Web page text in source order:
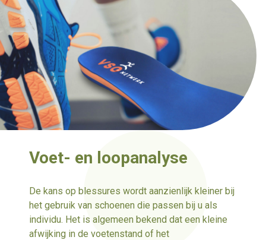
Voet- en loopanalyse
De kans op blessures wordt aanzienlijk kleiner bij
het gebruik van schoenen die passen bij u als
individu. Het is algemeen bekend dat een kleine
afwijking in de voetenstand of het